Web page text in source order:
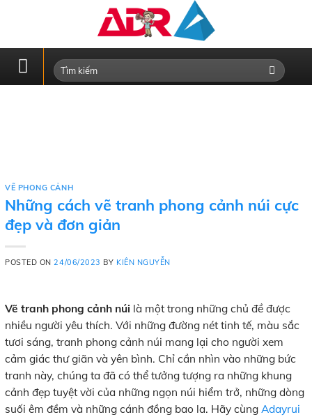
VẼ PHONG CẢNH
Những cách vẽ tranh phong cảnh núi cực
đẹp và đơn giản
POSTED ON24/06/2023 BY KIÊN NGUYỄN
Vẽ tranh phong cảnh núi là một trong những chủ đề được
nhiều người yêu thích. Với những đường nét tinh tế, màu sắc
tươi sáng, tranh phong cảnh núi mang lại cho người xem
cảm giác thư giãn và yên bình. Chỉ cần nhìn vào những bức
tranh này, chúng ta đã có thể tưởng tượng ra những khung
cảnh đẹp tuyệt vời của những ngọn núi hiểm trở, những dòng
suối êm đềm và những cánh đồng bao la. Hãy cùng Adayrui